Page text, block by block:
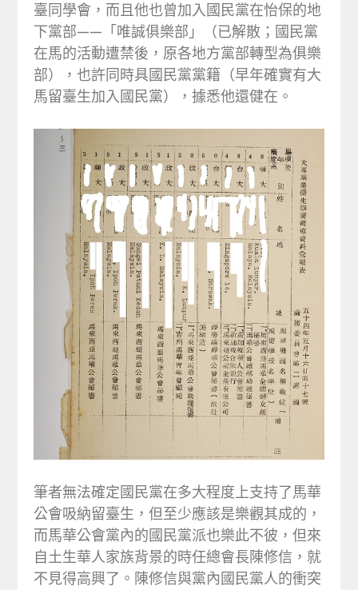
臺同學會，而且他也曾加入國民黨在怡保的地
下黨部——「唯誠俱樂部」（已解散；國民黨
在馬的活動遭禁後，原各地方黨部轉型為俱樂
部），也許同時具國民黨黨籍（早年確實有大
馬留臺生加入國民黨），據悉他還健在。
筆者無法確定國民黨在多大程度上支持了馬華
公會吸納留臺生，但至少應該是樂觀其成的，
而馬華公會黨內的國民黨派也樂此不彼，但來
自土生華人家族背景的時任總會長陳修信，就
不見得高興了。陳修信與黨內國民黨人的衝突